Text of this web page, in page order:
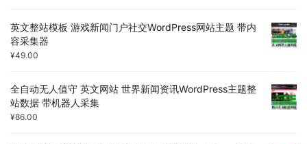
英文整站模板 游戏新闻门户社交WordPress网站主题 带内
容采集器
¥49.00
全自动无人值守 英文网站 世界新闻资讯WordPress主题整
站数据 带机器人采集
¥86.00